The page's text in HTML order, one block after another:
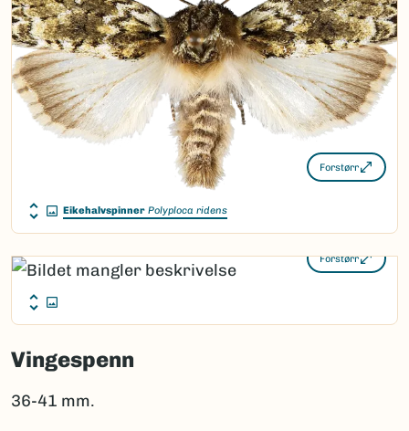
Forstørr
Eikehalvspinner Polyploca ridens
Forstørr
Vingespenn
36-41 mm.